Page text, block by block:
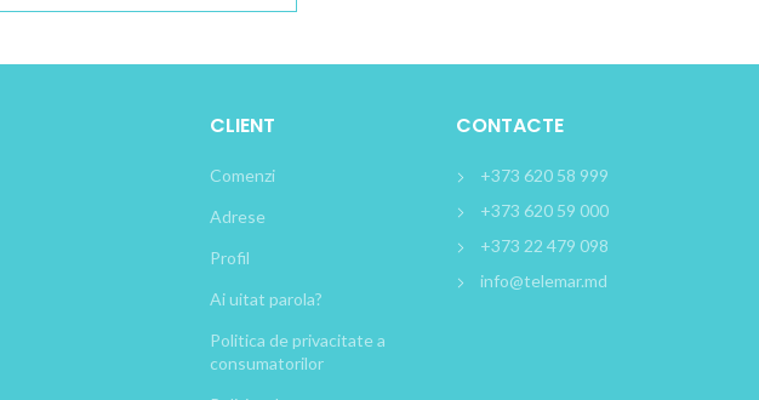
CLIENT
Comenzi
Adrese
Profil
Ai uitat parola?
Politica de privacitate a
consumatorilor
CONTACTE
+373 620 58 999
+373 620 59 000
+373 22 479 098
info@telemar.md